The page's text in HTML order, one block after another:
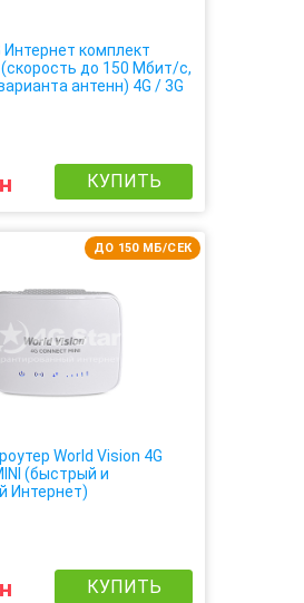
Интернет комплект
до 150 Мбит/с,
антенн) 4G / 3G
КУПИТЬ
ДО 150 МБ/СЕК
World Vision 4G
(быстрый и
Интернет)
КУПИТЬ